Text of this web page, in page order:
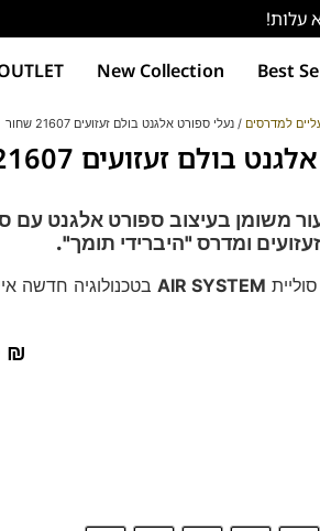
Best
New Collection
למדרסים / נעלי ספורט אלגנט בולם זעזועים 21607 שחור
נעלי ספורט אלגנט בולם
משומן בעיצוב ספורט אלגנט עם
ומדרס "היברידי תומך".
AIR SYSTEM בטכנולוגיה חדשה
₪